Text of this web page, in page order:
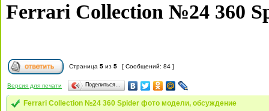
Ferrari Collection №24 360
Страница 5 из 5 [ Сообщений: 84 ]
Версия для печати Поделиться…
Ferrari Collection №24 360 Spider фото модели, обсуждение